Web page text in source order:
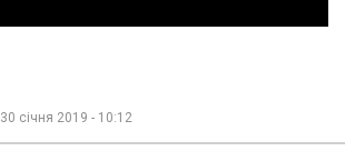
30 січня 2019 - 10:12